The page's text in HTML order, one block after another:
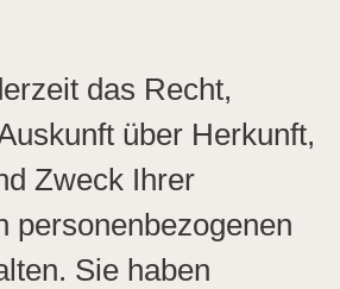
das Recht,
über Herkunft,
Zweck Ihrer
personenbezogenen
Sie haben